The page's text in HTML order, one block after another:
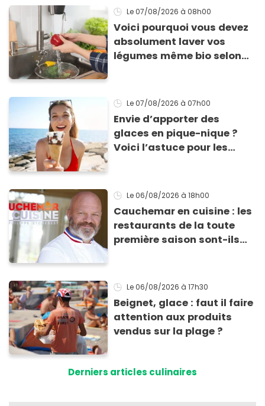
Le 07/08/2026 à 08h00
Voici pourquoi vous devez
absolument laver vos
légumes même bio selon
Le 07/08/2026 à 07h00
Envie d’apporter des
glaces en pique-nique ?
Voici l’astuce pour les
ne fondent !
Le 06/08/2026 à 18h00
Cauchemar en cuisine : les
restaurants de la toute
première saison sont-ils
Le 06/08/2026 à 17h30
Beignet, glace : faut il faire
attention aux produits
vendus sur la plage ?
Derniers articles culinaires